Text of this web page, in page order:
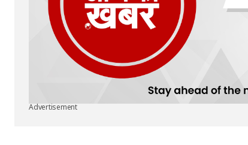
Advertisement